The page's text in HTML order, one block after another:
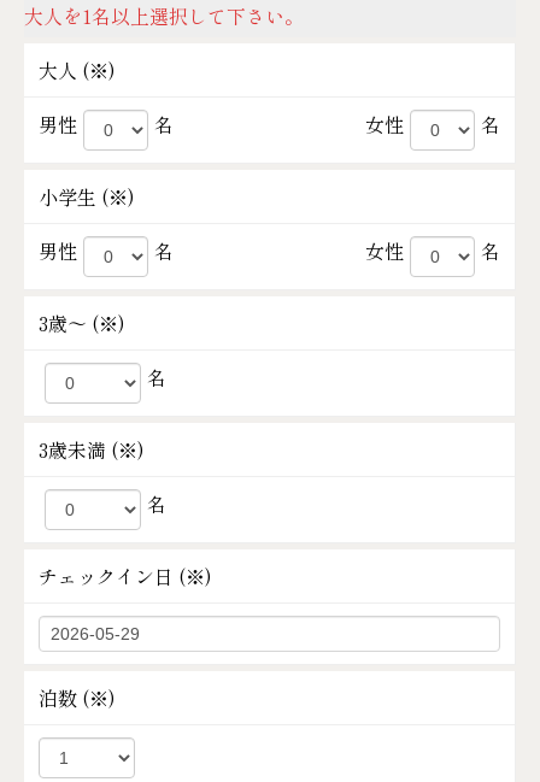
大人を1名以上選択して下さい。
大人 (※)
男性
名 女性 名
小学生 (※)
男性
名 女性 名
3歳～ (※)
名
3歳未満 (※)
名
チェックイン日 (※)
泊数 (※)